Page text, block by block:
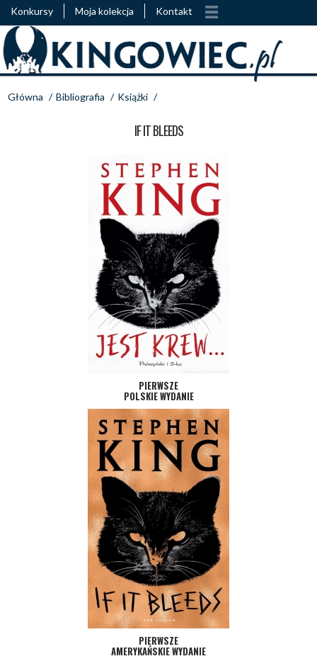
Konkursy Moja kolekcja Kontakt
Główna / Bibliografia / Książki /
IF IT BLEEDS
PIERWSZE
POLSKIE WYDANIE
PIERWSZE
AMERYKAŃSKIE WYDANIE